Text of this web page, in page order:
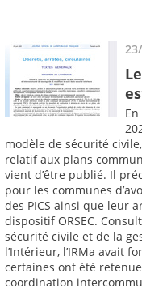
modèle de sécurité
relatif aux plans
vient d’être publié. Il
pour les communes
des PICS ainsi que leur
dispositif ORSEC.
sécurité civile et de la
l’Intérieur, l’IRMa avait
certaines ont été
coordination